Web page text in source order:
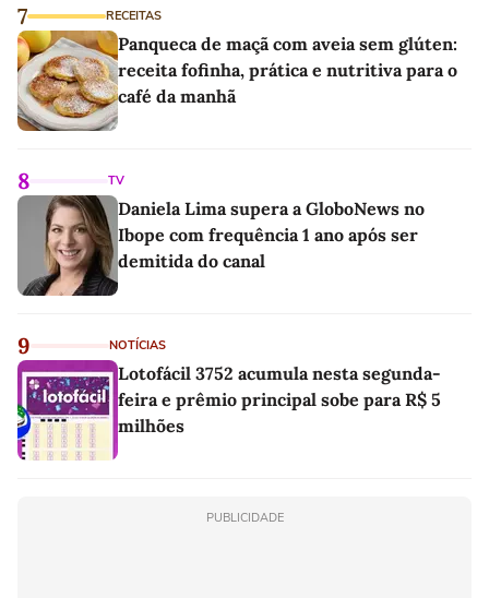
7 RECEITAS
Panqueca de maçã com aveia sem glúten:
receita fofinha, prática e nutritiva para o
café da manhã
8 TV
Daniela Lima supera a GloboNews no
Ibope com frequência 1 ano após ser
demitida do canal
9 NOTÍCIAS
Lotofácil 3752 acumula nesta segunda-
feira e prêmio principal sobe para R$ 5
milhões
PUBLICIDADE